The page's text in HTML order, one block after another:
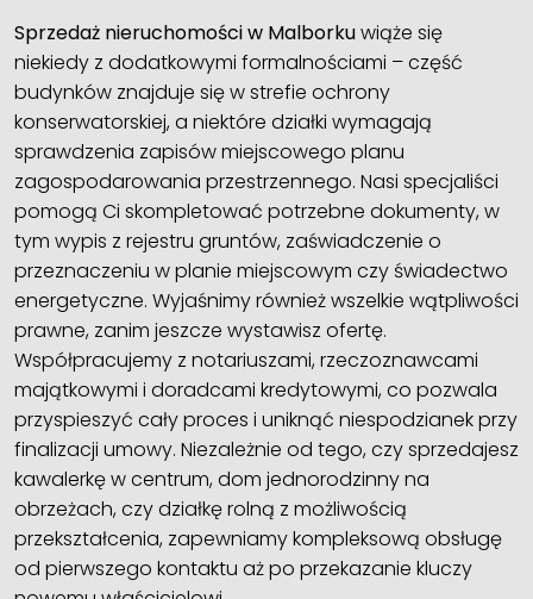
Sprzedaż nieruchomości w Malborkuwiąże się
niekiedy z dodatkowymi formalnościami – część
budynków znajduje się w strefie ochrony
konserwatorskiej, a niektóre działki wymagają
sprawdzenia zapisów miejscowego planu
zagospodarowania przestrzennego. Nasi specjaliści
pomogą Ci skompletować potrzebne dokumenty, w
tym wypis z rejestru gruntów, zaświadczenie o
przeznaczeniu w planie miejscowym czy świadectwo
energetyczne. Wyjaśnimy również wszelkie wątpliwości
prawne, zanim jeszcze wystawisz ofertę.
Współpracujemy z notariuszami, rzeczoznawcami
majątkowymi i doradcami kredytowymi, co pozwala
przyspieszyć cały proces i uniknąć niespodzianek przy
finalizacji umowy. Niezależnie od tego, czy sprzedajesz
kawalerkę w centrum, dom jednorodzinny na
obrzeżach, czy działkę rolną z możliwością
przekształcenia, zapewniamy kompleksową obsługę
od pierwszego kontaktu aż po przekazanie kluczy